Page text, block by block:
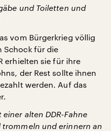
und Toiletten und
vom Bürgerkrieg völlig
Schock für die
erhielten sie für ihre
der Rest sollte ihnen
werden. Auf das
alten DDR-Fahne
und erinnern an